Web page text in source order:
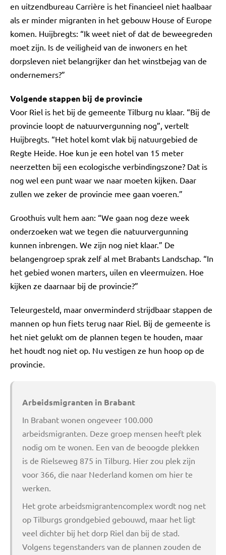
en uitzendbureau Carrière is het financieel niet haalbaar
als er minder migranten in het gebouw House of Europe
komen. Huijbregts: “Ik weet niet of dat de beweegreden
moet zijn. Is de veiligheid van de inwoners en het
dorpsleven niet belangrijker dan het winstbejag van de
ondernemers?”
Volgende stappen bij de provincie
Voor Riel is het bij de gemeente Tilburg nu klaar. “Bij de
provincie loopt de natuurvergunning nog”, vertelt
Huijbregts. “Het hotel komt vlak bij natuurgebied de
Regte Heide. Hoe kun je een hotel van 15 meter
neerzetten bij een ecologische verbindingszone? Dat is
nog wel een punt waar we naar moeten kijken. Daar
zullen we zeker de provincie mee gaan voeren.”
Groothuis vult hem aan: “We gaan nog deze week
onderzoeken wat we tegen die natuurvergunning
kunnen inbrengen. We zijn nog niet klaar.” De
belangengroep sprak zelf al met Brabants Landschap. “In
het gebied wonen marters, uilen en vleermuizen. Hoe
kijken ze daarnaar bij de provincie?”
Teleurgesteld, maar onverminderd strijdbaar stappen de
mannen op hun fiets terug naar Riel. Bij de gemeente is
het niet gelukt om de plannen tegen te houden, maar
het houdt nog niet op. Nu vestigen ze hun hoop op de
provincie.
Arbeidsmigranten in Brabant
In Brabant wonen ongeveer 100.000
arbeidsmigranten. Deze groep mensen heeft plek
nodig om te wonen. Een van de beoogde plekken
is de Rielseweg 875 in Tilburg. Hier zou plek zijn
voor 366, die naar Nederland komen om hier te
werken.
Het grote arbeidsmigrantencomplex wordt nog net
op Tilburgs grondgebied gebouwd, maar het ligt
veel dichter bij het dorp Riel dan bij de stad.
Volgens tegenstanders van de plannen zouden de